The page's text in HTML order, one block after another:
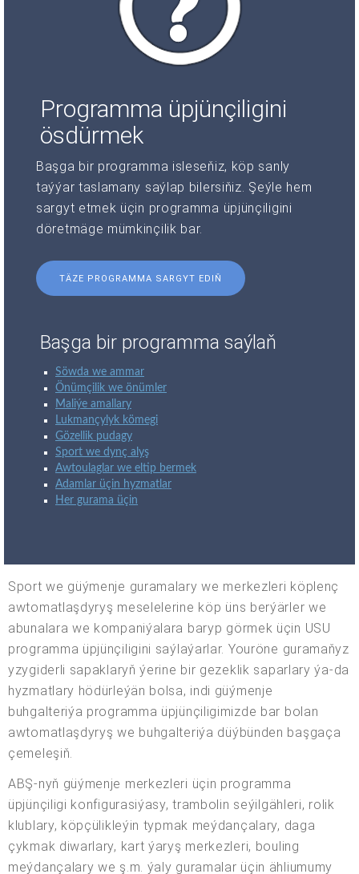
Programma üpjünçiligini
ösdürmek
Başga bir programma isleseňiz, köp sanly
taýýar taslamany saýlap bilersiňiz. Şeýle hem
sargyt etmek üçin programma üpjünçiligini
döretmäge mümkinçilik bar.
TÄZE PROGRAMMA SARGYT EDIŇ
Başga bir programma saýlaň
Söwda we ammar
Önümçilik we önümler
Maliýe amallary
Lukmançylyk kömegi
Gözellik pudagy
Sport we dynç alyş
Awtoulaglar we eltip bermek
Adamlar üçin hyzmatlar
Her gurama üçin
Sport we güýmenje guramalary we merkezleri köplenç
awtomatlaşdyryş meselelerine köp üns berýärler we
abunalara we kompaniýalara baryp görmek üçin USU
programma üpjünçiligini saýlaýarlar. Youröne guramaňyz
yzygiderli sapaklaryň ýerine bir gezeklik saparlary ýa-da
hyzmatlary hödürleýän bolsa, indi güýmenje
buhgalteriýa programma üpjünçiligimizde bar bolan
awtomatlaşdyryş we buhgalteriýa düýbünden başgaça
çemeleşiň.
ABŞ-nyň güýmenje merkezleri üçin programma
üpjünçiligi konfigurasiýasy, trambolin seýilgähleri, rolik
klublary, köpçülikleýin typmak meýdançalary, daga
çykmak diwarlary, kart ýaryş merkezleri, bouling
meýdançalary we ş.m. ýaly guramalar üçin ähliumumy